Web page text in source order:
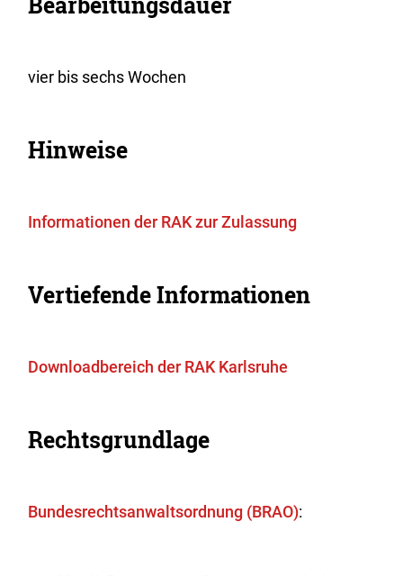
vier bis sechs Wochen
Hinweise
Informationen der RAK zur Zulassung
Vertiefende Informationen
Downloadbereich der RAK Karlsruhe
Rechtsgrundlage
Bundesrechtsanwaltsordnung (BRAO):